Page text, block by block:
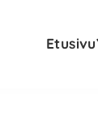
Etusivu